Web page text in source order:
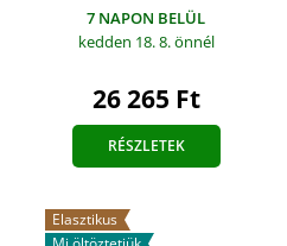
7 NAPON BELÜL
kedden 18. 8.önnél
26 265 Ft
RÉSZLETEK
Elasztikus